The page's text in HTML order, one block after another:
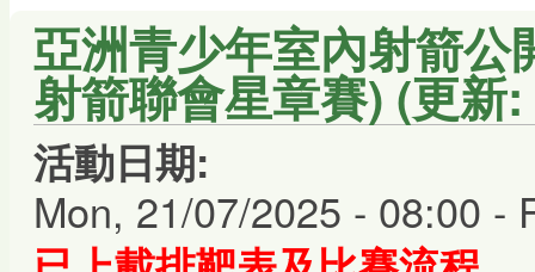
亞洲青少年室內射箭公
射箭聯會星章賽) (更新
活動日期:
Mon, 21/07/2025 - 08:00 -